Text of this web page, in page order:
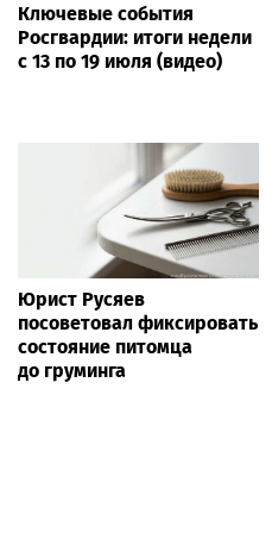
Ключевые события
Росгвардии: итоги недели
с 13 по 19 июля (видео)
Юрист Русяев
посоветовал фиксировать
состояние питомца
до груминга